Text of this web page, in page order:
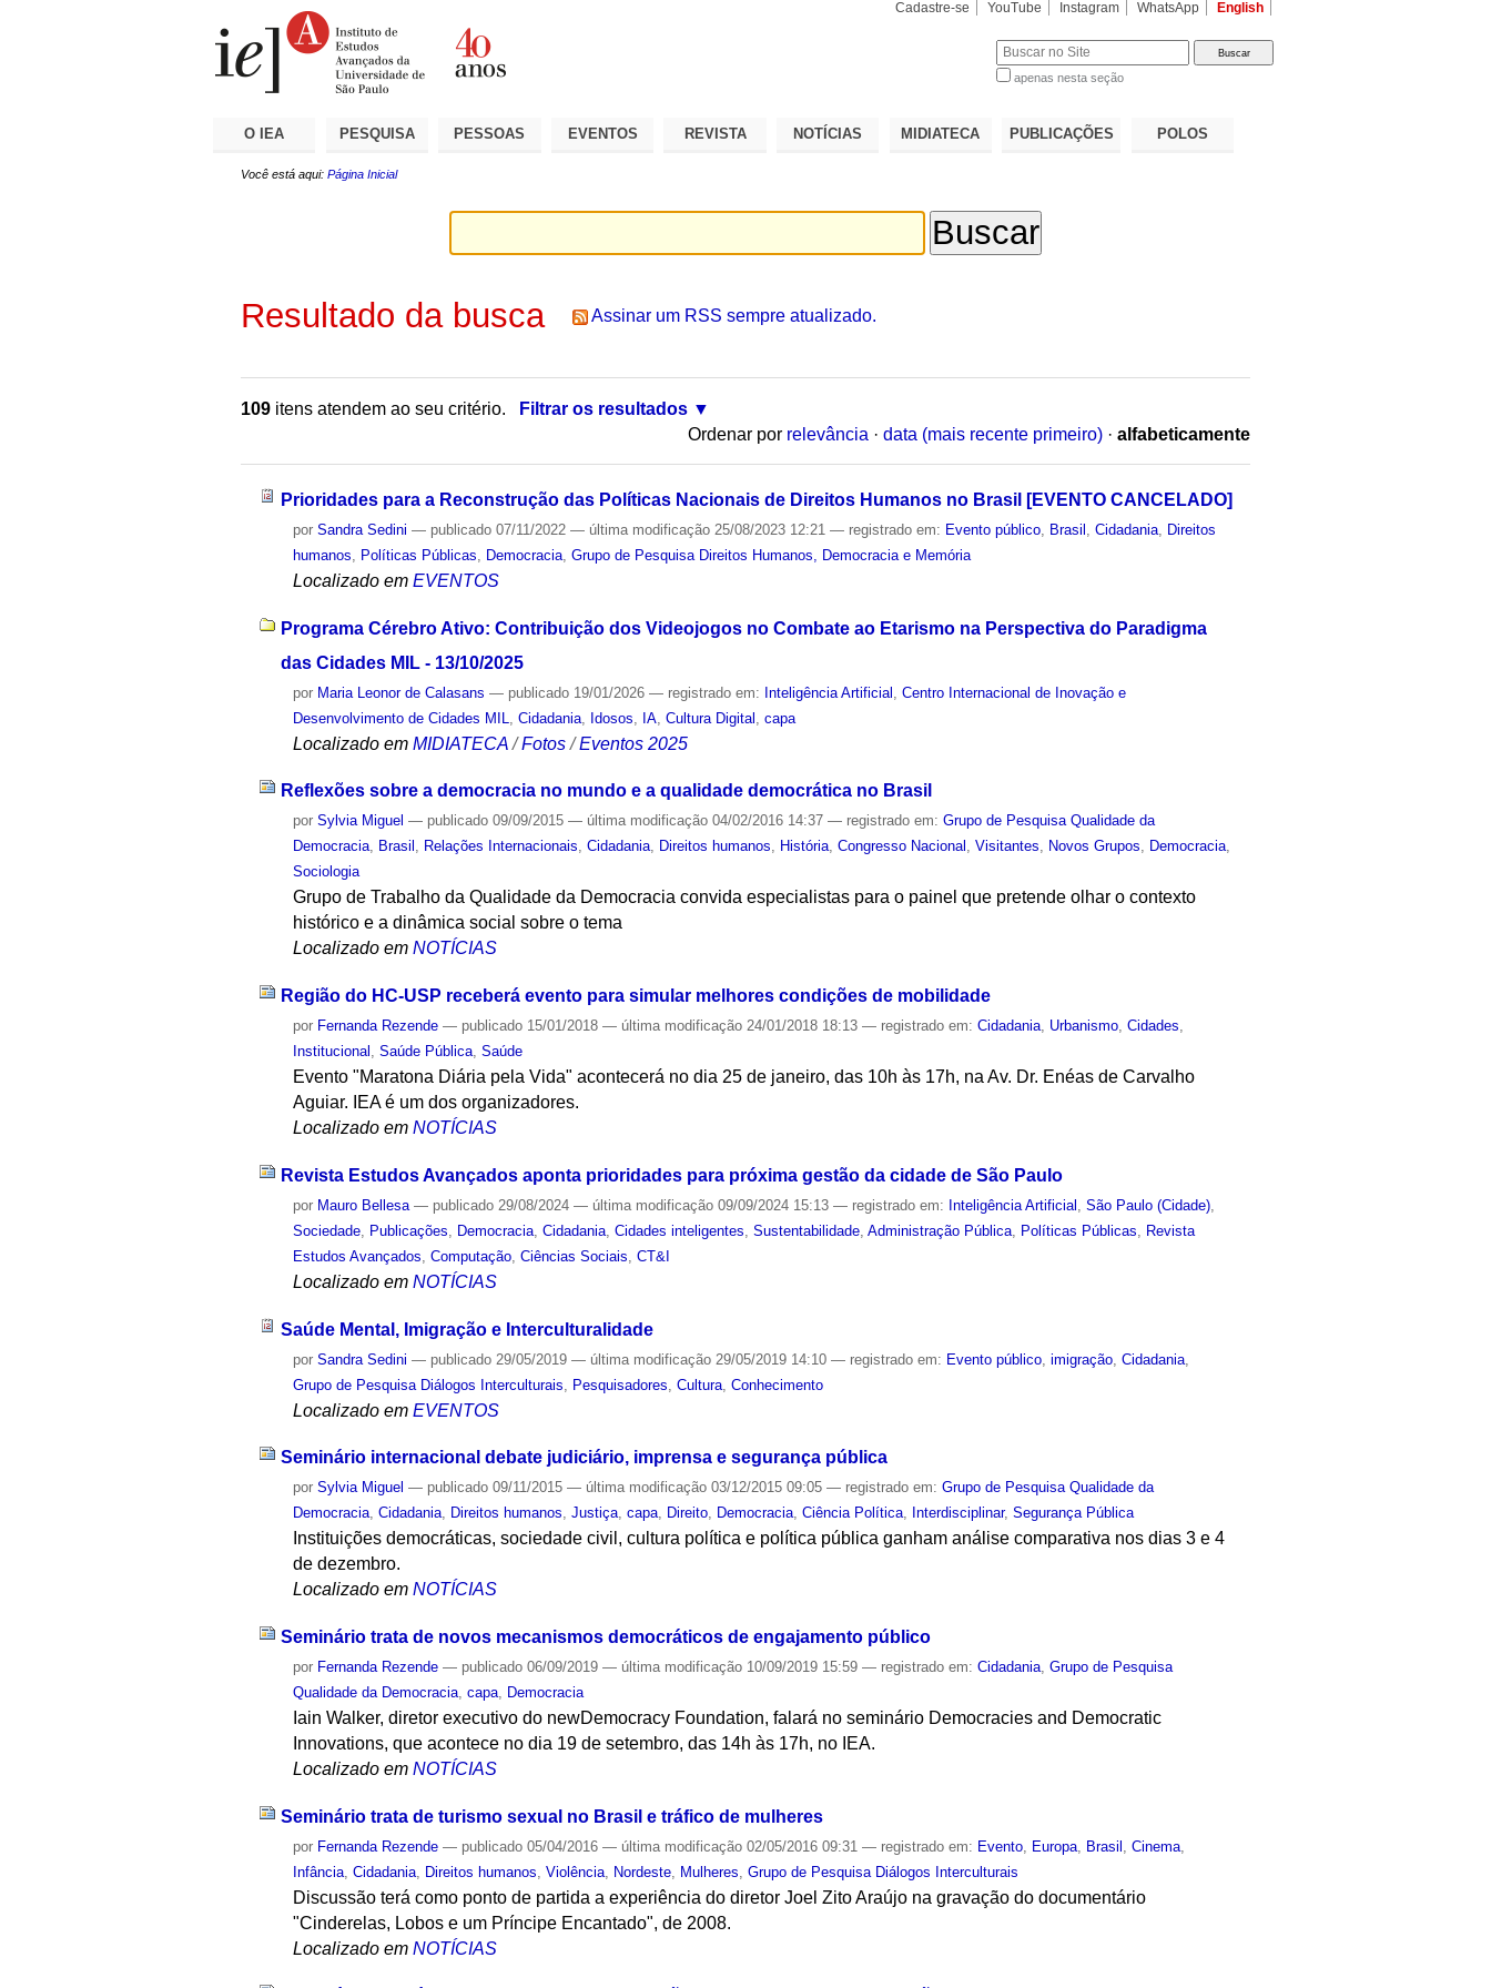
Cadastre-se YouTube Instagram WhatsApp English
apenas nesta seção
O IEA PESQUISA PESSOAS EVENTOS REVISTA NOTÍCIAS MIDIATECA PUBLICAÇÕES POLOS
Você está aqui: Página Inicial
Resultado da busca Assinar um RSS sempre atualizado.
109 itens atendem ao seu critério.
Filtrar os resultados
Ordenar por relevância · data (mais recente primeiro) · alfabeticamente
Prioridades para a Reconstrução das Políticas Nacionais de Direitos Humanos no Brasil [EVENTO CANCELADO]
porSandra Sedini — publicado 07/11/2022— última modificação 25/08/2023 12:21— registrado em: Evento público Brasil ,Cidadania
Direitos
humanos
Políticas Públicas Democracia ,Grupo de Pesquisa Direitos Humanos, Democracia e Memória
Localizado em EVENTOS
Programa Cérebro Ativo: Contribuição dos Videojogos no Combate ao Etarismo na Perspectiva do Paradigma
das Cidades MIL - 13/10/2025
por Maria Leonor de Calasans — publicado 19/01/2026— registrado em: Inteligência Artificial ,Centro Internacional de Inovação e
Desenvolvimento de Cidades MIL
,Cidadania Idosos IA ,Cultura Digital ,capa
Localizado em MIDIATECA /Fotos /Eventos 2025
Reflexões sobre a democracia no mundo e a qualidade democrática no Brasil
porSylvia Miguel — publicado 09/09/2015— última modificação 04/02/2016 14:37— registrado em:Grupo de Pesquisa Qualidade da
Democracia, Brasil , Relações Internacionais,Cidadania, Direitos humanos, História,Congresso Nacional ,Visitantes, Novos Grupos, Democracia,
Sociologia
Grupo de Trabalho da Qualidade da Democracia convida especialistas para o painel que pretende olhar o contexto
histórico e a dinâmica social sobre o tema
Localizado em NOTÍCIAS
Região do HC-USP receberá evento para simular melhores condições de mobilidade
por Fernanda Rezende — publicado 15/01/2018— última modificação 24/01/2018 18:13— registrado em:Cidadania, Urbanismo,Cidades,
Institucional ,Saúde Pública,Saúde
Evento "Maratona Diária pela Vida" acontecerá no dia 25 de janeiro, das 10h às 17h, na Av. Dr. Enéas de Carvalho
Aguiar. IEA é um dos organizadores.
Localizado em NOTÍCIAS
Revista Estudos Avançados aponta prioridades para próxima gestão da cidade de São Paulo
por Mauro Bellesa — publicado 29/08/2024— última modificação 09/09/2024 15:13— registrado em: Inteligência Artificial ,São Paulo (Cidade)
Sociedade
Publicações Democracia ,Cidadania ,Cidades inteligentes ,Sustentabilidade ,Administração Pública Políticas Públicas
Revista
Estudos Avançados ,Computação ,Ciências Sociais ,CT&I
Localizado em NOTÍCIAS
Saúde Mental, Imigração e Interculturalidade
porSandra Sedini — publicado 29/05/2019— última modificação 29/05/2019 14:10— registrado em: Evento público ,imigração ,Cidadania
Grupo de Pesquisa Diálogos Interculturais
Pesquisadores ,Cultura ,Conhecimento
Localizado em EVENTOS
Seminário internacional debate judiciário, imprensa e segurança pública
porSylvia Miguel — publicado 09/11/2015— última modificação 03/12/2015 09:05— registrado em:Grupo de Pesquisa Qualidade da
Democracia,Cidadania, Direitos humanos,Justiça,capa, Direito, Democracia,Ciência Política, Interdisciplinar,Segurança Pública
Instituições democráticas, sociedade civil, cultura política e política pública ganham análise comparativa nos dias 3 e 4
de dezembro.
Localizado em NOTÍCIAS
Seminário trata de novos mecanismos democráticos de engajamento público
por Fernanda Rezende — publicado 06/09/2019— última modificação 10/09/2019 15:59— registrado em:Cidadania ,Grupo de Pesquisa
Qualidade da Democracia ,capa Democracia
Iain Walker, diretor executivo do newDemocracy Foundation, falará no seminário Democracies and Democratic
Innovations, que acontece no dia 19 de setembro, das 14h às 17h, no IEA.
Localizado em NOTÍCIAS
Seminário trata de turismo sexual no Brasil e tráfico de mulheres
por Fernanda Rezende — publicado 05/04/2016— última modificação 02/05/2016 09:31— registrado em: Evento Europa Brasil ,Cinema
Infância ,Cidadania Direitos humanos ,Violência Nordeste Mulheres ,Grupo de Pesquisa Diálogos Interculturais
Discussão terá como ponto de partida a experiência do diretor Joel Zito Araújo na gravação do documentário
"Cinderelas, Lobos e um Príncipe Encantado", de 2008.
Localizado em NOTÍCIAS